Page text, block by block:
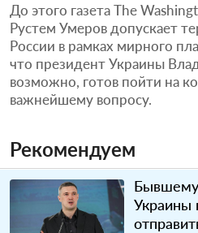
До этого газета The
Рустем Умеров допускает
России в рамках мирного
что президент Украины
возможно, готов пойти на
важнейшему вопросу.
Рекомендуем
Украины